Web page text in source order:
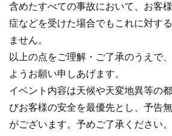
含めたすべての事故において、お客
症などを受けた場合でもこれに対す
ません。
以上の点をご理解・ご了承のうえで
ようお願い申しあげます。
イベント内容は天候や天変地異等の
びお客様の安全を最優先とし、予告
がございます。予めご了承ください。